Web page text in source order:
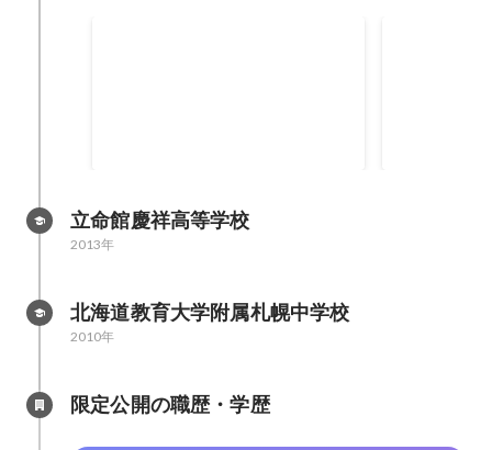
立命館慶祥高等学校
2013年
北海道教育大学附属札幌中学校
2010年
限定公開の職歴・学歴